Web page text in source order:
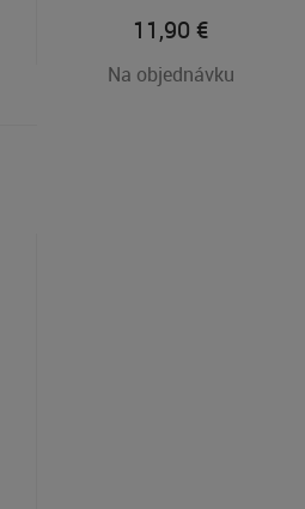
11,90 €
Na objednávku